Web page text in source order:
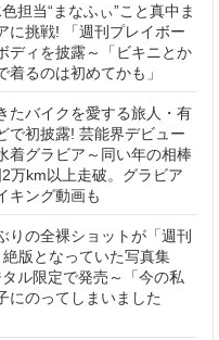
担当“まなふぃ”こと真中ま
に挑戦! 「週刊プレイボー
ディを披露～「ビキニとか
るのは初めてかも」
たバイクを愛する旅人・有
で初披露! 芸能界デビュー
着グラビア～同い年の相棒
万km以上走破。グラビア
キング動画も
りの全裸ショットが「週刊
版となっていた写真集
タル限定で発売～「今の私
にのってしまいました